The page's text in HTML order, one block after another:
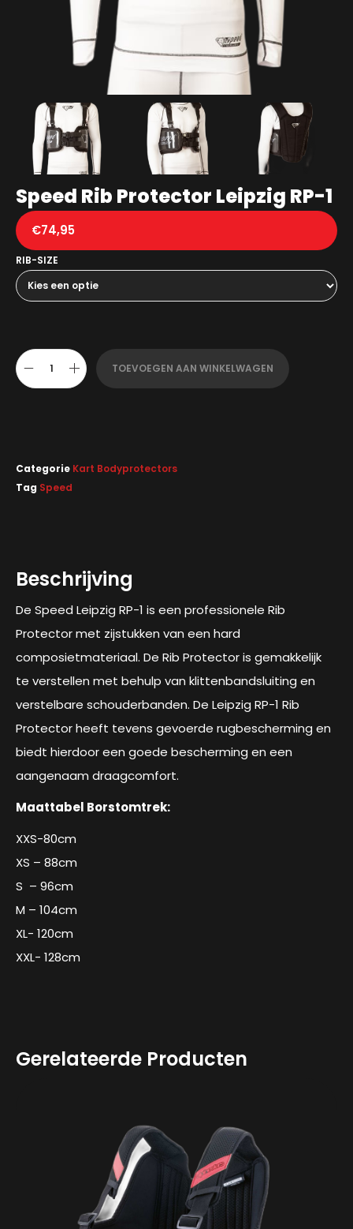
Speed Rib Protector Leipzig RP-1
€74,95
RIB-SIZE
TOEVOEGEN AAN WINKELWAGEN
Categorie Kart Bodyprotectors
Tag Speed
Beschrijving
De Speed Leipzig RP-1 is een professionele Rib
Protector met zijstukken van een hard
composietmateriaal. De Rib Protector is gemakkelijk
te verstellen met behulp van klittenbandsluiting en
verstelbare schouderbanden. De Leipzig RP-1 Rib
Protector heeft tevens gevoerde rugbescherming en
biedt hierdoor een goede bescherming en een
aangenaam draagcomfort.
Maattabel Borstomtrek:
XXS-80cm
XS – 88cm
S – 96cm
M – 104cm
XL- 120cm
XXL- 128cm
Gerelateerde Producten